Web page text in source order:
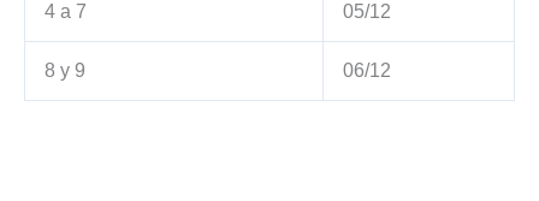
4 a 7 05/12
8 y 9 06/12